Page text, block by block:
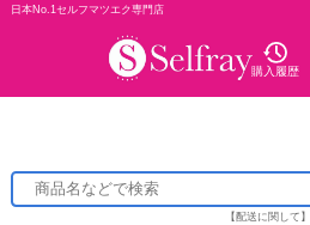
日本No.1セルフマツエク専門店
購入履歴
【配送に関して】